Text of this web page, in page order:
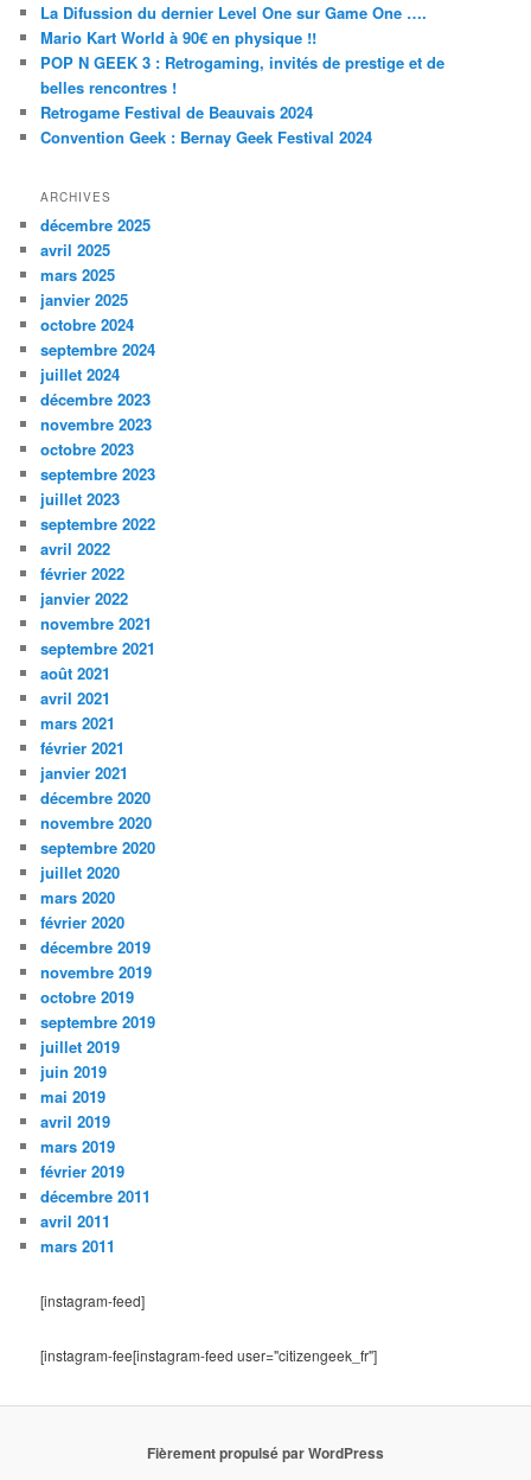
La Difussion du dernier Level One sur Game One ….
Mario Kart World à 90€ en physique !!
POP N GEEK 3 : Retrogaming, invités de prestige et de
belles rencontres !
Retrogame Festival de Beauvais 2024
Convention Geek : Bernay Geek Festival 2024
ARCHIVES
décembre 2025
avril 2025
mars 2025
janvier 2025
octobre 2024
septembre 2024
juillet 2024
décembre 2023
novembre 2023
octobre 2023
septembre 2023
juillet 2023
septembre 2022
avril 2022
février 2022
janvier 2022
novembre 2021
septembre 2021
août 2021
avril 2021
mars 2021
février 2021
janvier 2021
décembre 2020
novembre 2020
septembre 2020
juillet 2020
mars 2020
février 2020
décembre 2019
novembre 2019
octobre 2019
septembre 2019
juillet 2019
juin 2019
mai 2019
avril 2019
mars 2019
février 2019
décembre 2011
avril 2011
mars 2011
[instagram-feed]
[instagram-fee[instagram-feed user="citizengeek_fr"]
Fièrement propulsé par WordPress